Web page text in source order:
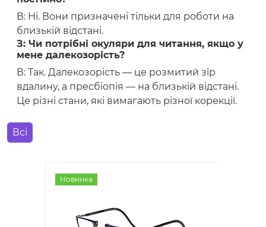
В: Ні. Вони призначені тільки для роботи на
близькій відстані.
З: Чи потрібні окуляри для читання, якщо у
мене далекозорість?
В: Так. Далекозорість — це розмитий зір
вдалину, а пресбіопія — на близькій відстані.
Це різні стани, які вимагають різної корекції.
Всі
Новинка